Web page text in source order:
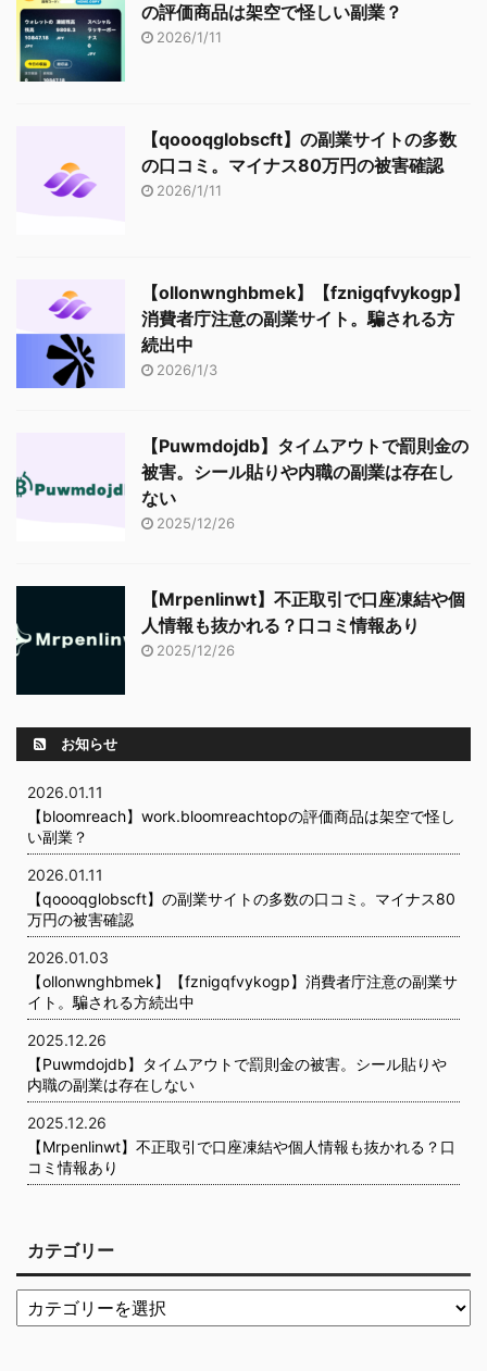
の評価商品は架空で怪しい副業？
2026/1/11
【qoooqglobscft】の副業サイトの多数
の口コミ。マイナス80万円の被害確認
2026/1/11
【ollonwnghbmek】【fznigqfvykogp】
消費者庁注意の副業サイト。騙される方
続出中
2026/1/3
【Puwmdojdb】タイムアウトで罰則金の
被害。シール貼りや内職の副業は存在し
ない
2025/12/26
【Mrpenlinwt】不正取引で口座凍結や個
人情報も抜かれる？口コミ情報あり
2025/12/26
お知らせ
2026.01.11
【bloomreach】work.bloomreachtopの評価商品は架空で怪し
い副業？
2026.01.11
【qoooqglobscft】の副業サイトの多数の口コミ。マイナス80
万円の被害確認
2026.01.03
【ollonwnghbmek】【fznigqfvykogp】消費者庁注意の副業サ
イト。騙される方続出中
2025.12.26
【Puwmdojdb】タイムアウトで罰則金の被害。シール貼りや
内職の副業は存在しない
2025.12.26
【Mrpenlinwt】不正取引で口座凍結や個人情報も抜かれる？口
コミ情報あり
カテゴリー